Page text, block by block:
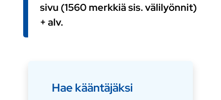
sivu (1560 merkkiä sis. välilyönnit)
+ alv.
Hae kääntäjäksi